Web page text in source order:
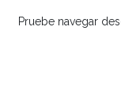
Pruebe navegar